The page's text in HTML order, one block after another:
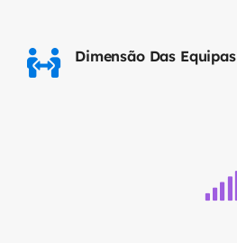
Dimensão Das Equipas